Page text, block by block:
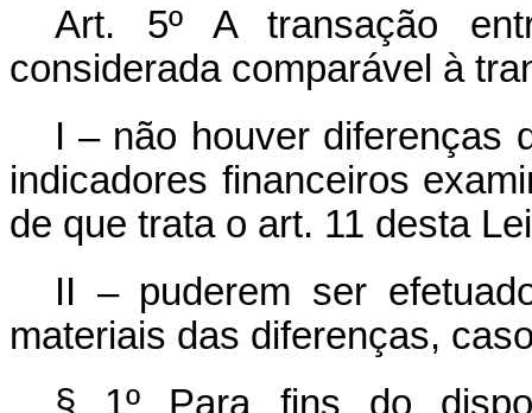
Art. 5º A transação
considerada comparável à
I – não houver diferenças
indicadores financeiros
de que trata o art. 11 desta
II – puderem ser
materiais das diferenças,
§ 1º Para fins do